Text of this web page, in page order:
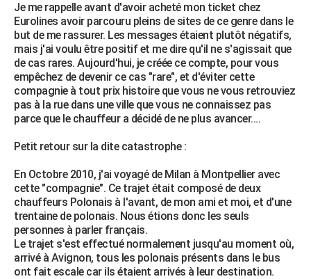
Je me rappelle avant d'avoir acheté mon ticket chez
Eurolines avoir parcouru pleins de sites de ce genre dans le
but de me rassurer. Les messages étaient plutôt négatifs,
mais j'ai voulu être positif et me dire qu'il ne s'agissait que
de cas rares. Aujourd'hui, je créée ce compte, pour vous
empêchez de devenir ce cas "rare", et d'éviter cette
compagnie à tout prix histoire que vous ne vous retrouviez
pas à la rue dans une ville que vous ne connaissez pas
parce que le chauffeur a décidé de ne plus avancer….
Petit retour sur la dite catastrophe :
En Octobre 2010, j'ai voyagé de Milan à Montpellier avec
cette "compagnie". Ce trajet était composé de deux
chauffeurs Polonais à l'avant, de mon ami et moi, et d'une
trentaine de polonais. Nous étions donc les seuls
personnes à parler français.
Le trajet s'est effectué normalement jusqu'au moment où,
arrivé à Avignon, tous les polonais présents dans le bus
ont fait escale car ils étaient arrivés à leur destination.